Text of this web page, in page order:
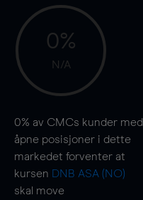
0%
N/A
0% av CMCs kunder med
åpne posisjoner i dette
markedet forventer at
kursen DNB ASA (NO)
skal move